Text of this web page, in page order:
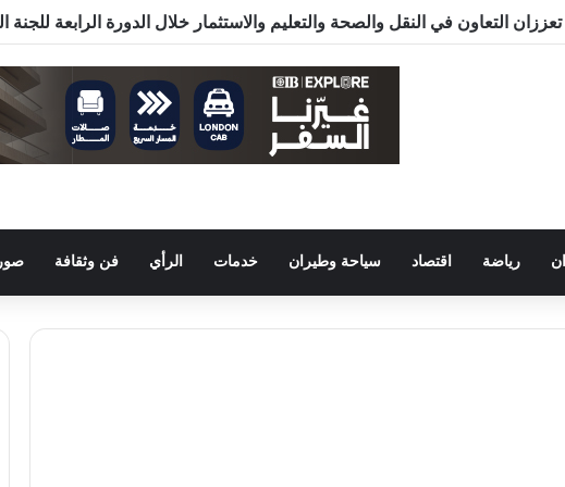
التعاون في النقل والصحة والتعليم والاستثمار خلال الدورة الرابعة للجنة
رياضة اقتصاد سياحة وطيران خدمات الرأي فن وثقافة